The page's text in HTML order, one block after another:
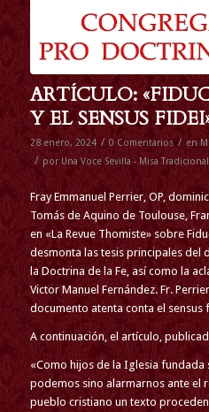
ARTÍCULO:
Y EL SENSUS
28 enero, 2024 / 0 Comentarios / en
/ por Una Voce Sevilla - Misa Tradicional
Fray Emmanuel Perrier, OP,
Tomás de Aquino de Toulouse,
en «La Revue Thomiste» sobre
desmonta las tesis principales del
la Doctrina de la Fe, así como la
Victor Manuel Fernández. Fr.
documento atenta conta el sensus
A continuación, el artículo,
«Como hijos de la Iglesia
podemos sino alarmarnos ante el
pueblo cristiano un texto